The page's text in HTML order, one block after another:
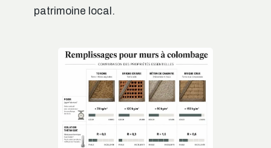
patrimoine local.